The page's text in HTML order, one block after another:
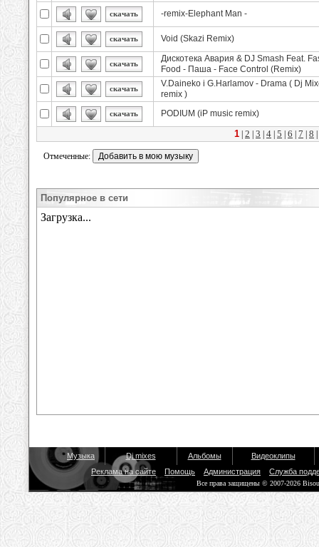
скачать -remix-Elephant Man -
скачать Void (Skazi Remix)
скачать
Дискотека Авария & DJ Smash Feat.
Food - Паша - Face Control (Remix)
скачать
V.Daineko i G.Harlamov - Drama ( Dj
remix )
скачать PODIUM (iP music remix)
1 2 3 4 5 6 7 8
Отмеченные:
Популярное в сети
Музыка Dj mixes Альбомы
Видеоклипы
Реклама на сайте
Помощь Администрация Служба
Все права защищены © 2007-2026